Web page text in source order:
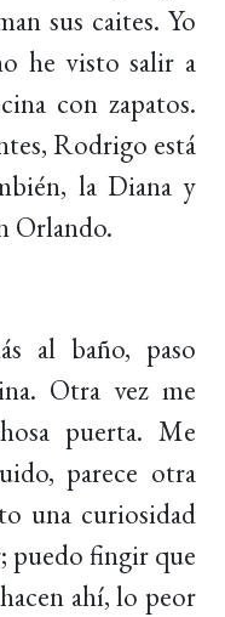
sus caites. Yo
he visto salir a
con zapatos.
Rodrigo está
la Diana y
Orlando.
al baño, paso
Otra vez me
puerta. Me
parece otra
una curiosidad
puedo fingir que
ahí, lo peor